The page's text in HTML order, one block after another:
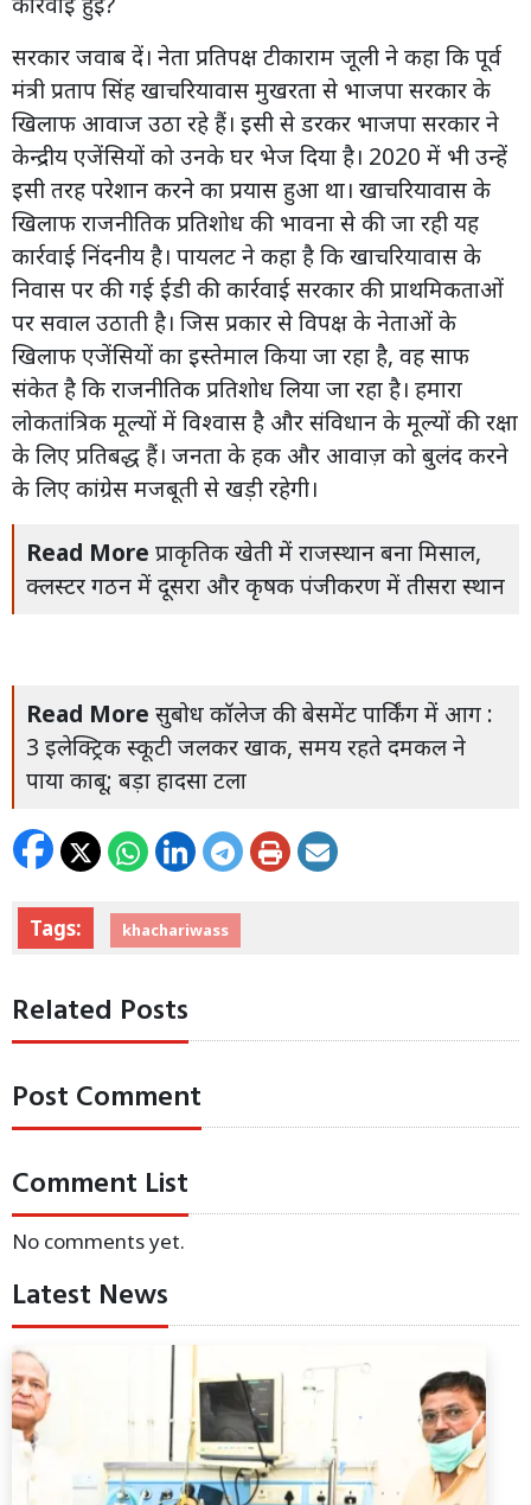
सरकार जवाब दें। नेता प्रतिपक्ष टीकाराम जूली ने कहा कि पूर्व
मंत्री प्रताप सिंह खाचरियावास मुखरता से भाजपा सरकार के
खिलाफ आवाज उठा रहे हैं। इसी से डरकर भाजपा सरकार ने
केन्द्रीय एजेंसियों को उनके घर भेज दिया है। 2020 में भी उन्हें
इसी तरह परेशान करने का प्रयास हुआ था। खाचरियावास के
खिलाफ राजनीतिक प्रतिशोध की भावना से की जा रही यह
कार्रवाई निंदनीय है। पायलट ने कहा है कि खाचरियावास के
निवास पर की गई ईडी की कार्रवाई सरकार की प्राथमिकताओं
पर सवाल उठाती है। जिस प्रकार से विपक्ष के नेताओं के
खिलाफ एजेंसियों का इस्तेमाल किया जा रहा है, वह साफ
संकेत है कि राजनीतिक प्रतिशोध लिया जा रहा है। हमारा
लोकतांत्रिक मूल्यों में विश्वास है और संविधान के मूल्यों की रक्षा
के लिए प्रतिबद्ध हैं। जनता के हक और आवाज़ को बुलंद करने
के लिए कांग्रेस मजबूती से खड़ी रहेगी।
Read More प्राकृतिक खेती में राजस्थान बना मिसाल,
क्लस्टर गठन में दूसरा और कृषक पंजीकरण में तीसरा स्थान
Read More सुबोध कॉलेज की बेसमेंट पार्किंग में आग :
3 इलेक्ट्रिक स्कूटी जलकर खाक, समय रहते दमकल ने
पाया काबू; बड़ा हादसा टला
Tags: khachariwass
Related Posts
Post Comment
Comment List
No comments yet.
Latest News